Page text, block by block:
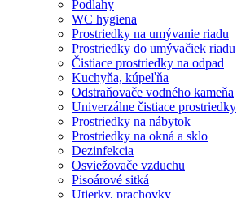
Podlahy
WC hygiena
Prostriedky na umývanie riadu
Prostriedky do umývačiek riadu
Čistiace prostriedky na odpad
Kuchyňa, kúpeľňa
Odstraňovače vodného kameňa
Univerzálne čistiace prostriedky
Prostriedky na nábytok
Prostriedky na okná a sklo
Dezinfekcia
Osviežovače vzduchu
Pisoárové sitká
Utierky, prachovky